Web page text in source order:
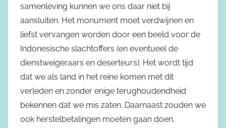
samenleving kunnen we ons daar niet bij
aansluiten. Het monument moet verdwijnen en
liefst vervangen worden door een beeld voor de
Indonesische slachtoffers (en eventueel de
dienstweigeraars en deserteurs). Het wordt tijd
dat we als land in het reine komen met dit
verleden en zonder enige terughoudendheid
bekennen dat we mis zaten. Daarnaast zouden we
ook herstelbetalingen moeten gaan doen,